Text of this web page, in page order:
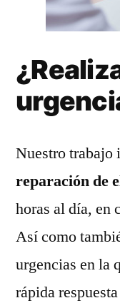
Nuestro trabajo
reparación de
horas al día, en
Así como
urgencias en la
rápida